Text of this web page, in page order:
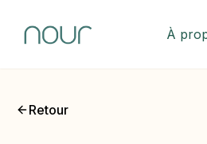
À
Retour